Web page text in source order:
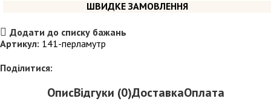
ШВИДКЕ ЗАМОВЛЕННЯ
Додати до списку бажань
Артикул: 141-перламутр
Поділитися:
ОписВідгуки (0)ДоставкаОплата